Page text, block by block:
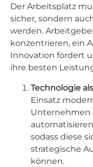
Der Arbeitsplatz
sicher, sondern
werden.
konzentrieren, ein
Innovation fördert
ihre besten
Technologie
Einsatz
Unternehmen
sodass diese
strategische
können.